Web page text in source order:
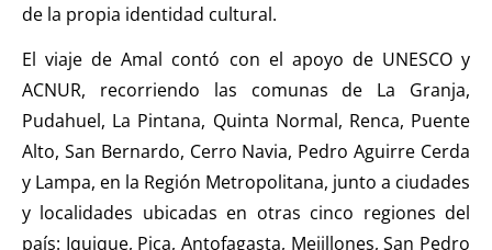
de la propia identidad cultural.
El viaje de Amal contó con el apoyo de UNESCO y
ACNUR, recorriendo las comunas de La Granja,
Pudahuel, La Pintana, Quinta Normal, Renca, Puente
Alto, San Bernardo, Cerro Navia, Pedro Aguirre Cerda
y Lampa, en la Región Metropolitana, junto a ciudades
y localidades ubicadas en otras cinco regiones del
país: Iquique, Pica, Antofagasta, Mejillones, San Pedro